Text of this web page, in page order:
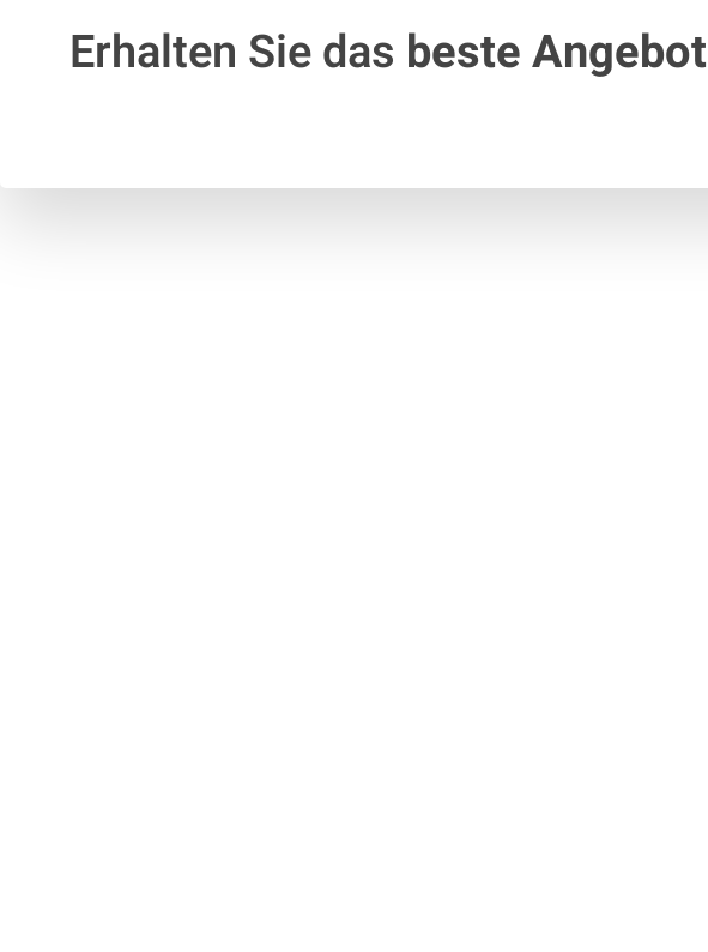
Erhalten Sie das beste Angebot